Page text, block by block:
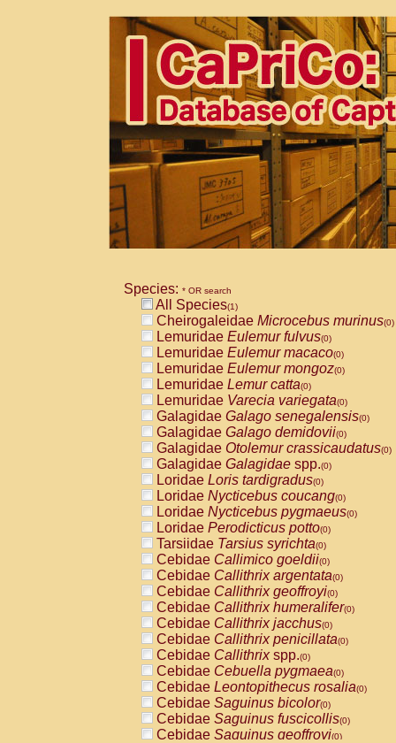
Species: * OR search
All Species(1)
Cheirogaleidae Microcebus murinus(0)
Lemuridae Eulemur fulvus(0)
Lemuridae Eulemur macaco(0)
Lemuridae Eulemur mongoz(0)
Lemuridae Lemur catta(0)
Lemuridae Varecia variegata(0)
Galagidae Galago senegalensis(0)
Galagidae Galago demidovii(0)
Galagidae Otolemur crassicaudatus(0)
Galagidae Galagidae spp.(0)
Loridae Loris tardigradus(0)
Loridae Nycticebus coucang(0)
Loridae Nycticebus pygmaeus(0)
Loridae Perodicticus potto(0)
Tarsiidae Tarsius syrichta(0)
Cebidae Callimico goeldii(0)
Cebidae Callithrix argentata(0)
Cebidae Callithrix geoffroyi(0)
Cebidae Callithrix humeralifer(0)
Cebidae Callithrix jacchus(0)
Cebidae Callithrix penicillata(0)
Cebidae Callithrixspp.(0)
Cebidae Cebuella pygmaea(0)
Cebidae Leontopithecus rosalia(0)
Cebidae Saguinus bicolor(0)
Cebidae Saguinus fuscicollis(0)
Cebidae Saguinus geoffroyi(0)